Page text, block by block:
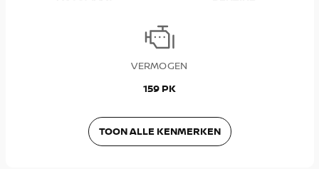
VERMOGEN
159 PK
TOON ALLE KENMERKEN